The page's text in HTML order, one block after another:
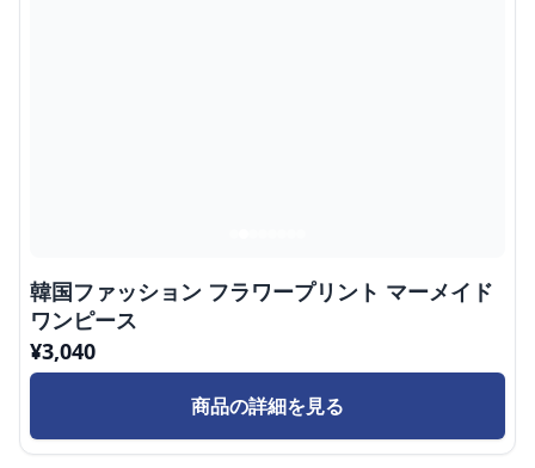
韓国ファッション フラワープリント マーメイド
ワンピース
¥3,040
商品の詳細を見る